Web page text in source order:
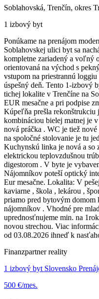
Soblahovská, Trenčín, okres
1 izbový byt
Ponúkame na prenájom
Soblahovskej ulici byt sa
kompletne zariadený a voľný
orientovaná na východ s
vstupom na priestrannú
úspešný deň. Tento 1-izbový
tichej lokalite v Trenčíne na
EUR mesačne a pri podpise
Kúpeľňa prešla rekonštrukciu
kombináciou bielej matnej je
nová práčka . WC je tiež
na spoločné stolovanie je tu
Kuchynskú linka je nová a so
elektrickou teplovzdušnou
digestorom . V byte je
Nájomníkov poteší optický
Eur mesačne. Lokalita: V
kaviarne , škola , lekárou ,
priamo pred bytovým
nájomníkov . Vhodné pre
uprednosťnujeme min. na
novou strechou. Viac
od 03.08.2026 ihneď k
Finanzpartner reality
1 izbový byt Slovensko
500 €/mes.